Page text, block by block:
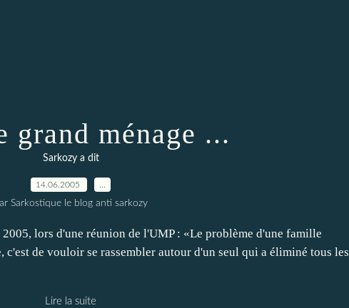
grand ménage ...
Sarkozy a dit
14.06.2005
Sarkostique le blog anti sarkozy
lors d'une réunion de l'UMP : «Le problème d'une famille
de vouloir se rassembler autour d'un seul qui a éliminé tous les
Lire la suite